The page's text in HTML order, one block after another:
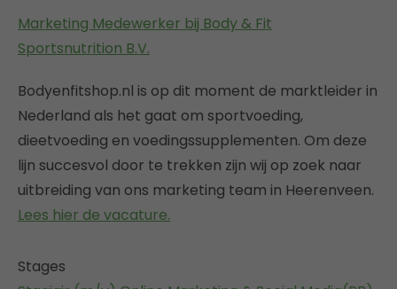
Marketing Medewerker bij Body & Fit
Sportsnutrition B.V.
Bodyenfitshop.nl is op dit moment de marktleider in
Nederland als het gaat om sportvoeding,
dieetvoeding en voedingssupplementen. Om deze
lijn succesvol door te trekken zijn wij op zoek naar
uitbreiding van ons marketing team in Heerenveen.
Lees hier de vacature.
Stages